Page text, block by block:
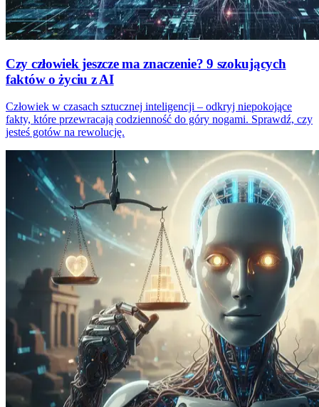
Czy człowiek jeszcze ma znaczenie? 9 szokujących
faktów o życiu z AI
Człowiek w czasach sztucznej inteligencji – odkryj niepokojące
fakty, które przewracają codzienność do góry nogami. Sprawdź, czy
jesteś gotów na rewolucję.